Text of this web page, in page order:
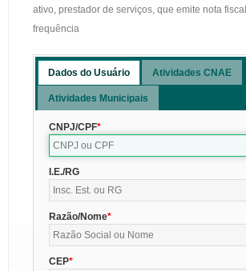
ativo, prestador de serviços, que emite nota
frequência
Dados do Usuário Atividades CNAE
Atividades Municipais
CNPJ/CPF
I.E./RG
Razão/Nome
CEP